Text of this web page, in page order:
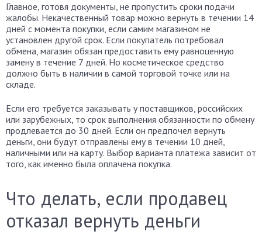
Главное, готовя документы, не пропустить сроки подачи
жалобы. Некачественный товар можно вернуть в течении 14
дней с момента покупки, если самим магазином не
установлен другой срок. Если покупатель потребовал
обмена, магазин обязан предоставить ему равноценную
замену в течение 7 дней. Но косметическое средство
должно быть в наличии в самой торговой точке или на
складе.
Если его требуется заказывать у поставщиков, российских
или зарубежных, то срок выполнения обязанности по обмену
продлевается до 30 дней. Если он предпочел вернуть
деньги, они будут отправлены ему в течении 10 дней,
наличными или на карту. Выбор варианта платежа зависит от
того, как именно была оплачена покупка.
Что делать, если продавец
отказал вернуть деньги